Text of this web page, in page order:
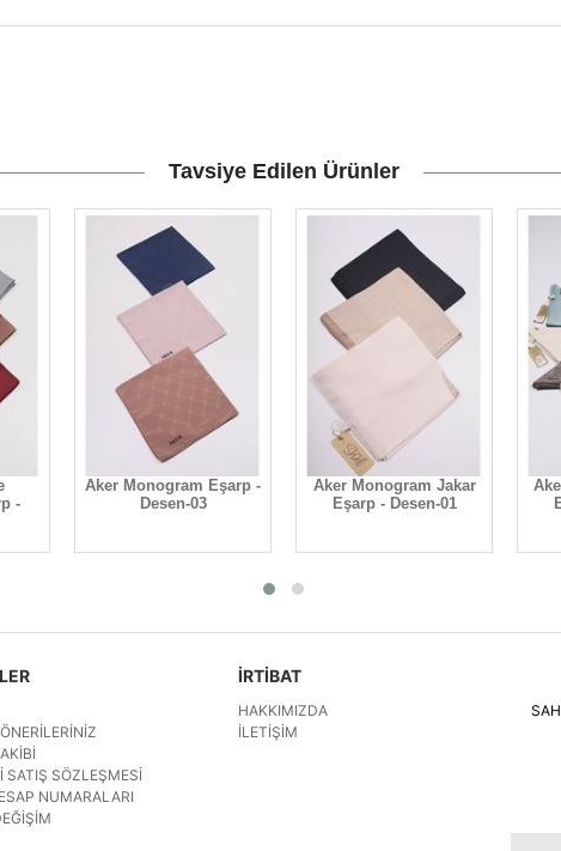
Tavsiye Edilen Ürünler
-
Aker Monogram Eşarp -
Desen-03
Aker Monogram Jakar
Eşarp - Desen-01
SATIŞ SÖZLEŞMESI
NUMARALARI
İRTİBAT
HAKKIMIZDA
İLETIŞIM